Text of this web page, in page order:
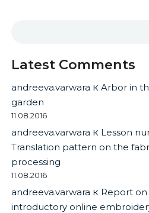
Latest Comments
andreeva.varwara кArbor in
garden
11.08.2016
andreeva.varwara к Lesson
Translation pattern on the
processing
11.08.2016
andreeva.varwara к Report on
introductory online